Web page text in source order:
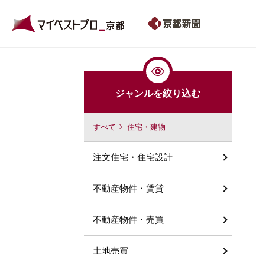
ジャンルを絞り込む
すべて 住宅・建物
注文住宅・住宅設計
不動産物件・賃貸
不動産物件・売買
土地売買